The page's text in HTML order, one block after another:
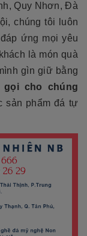
Quy Nhơn, Đà
chúng tôi luôn
ứng mọi yêu
là món quà
gìn giữ bằng
gọi cho chúng
sản phẩm đá tự